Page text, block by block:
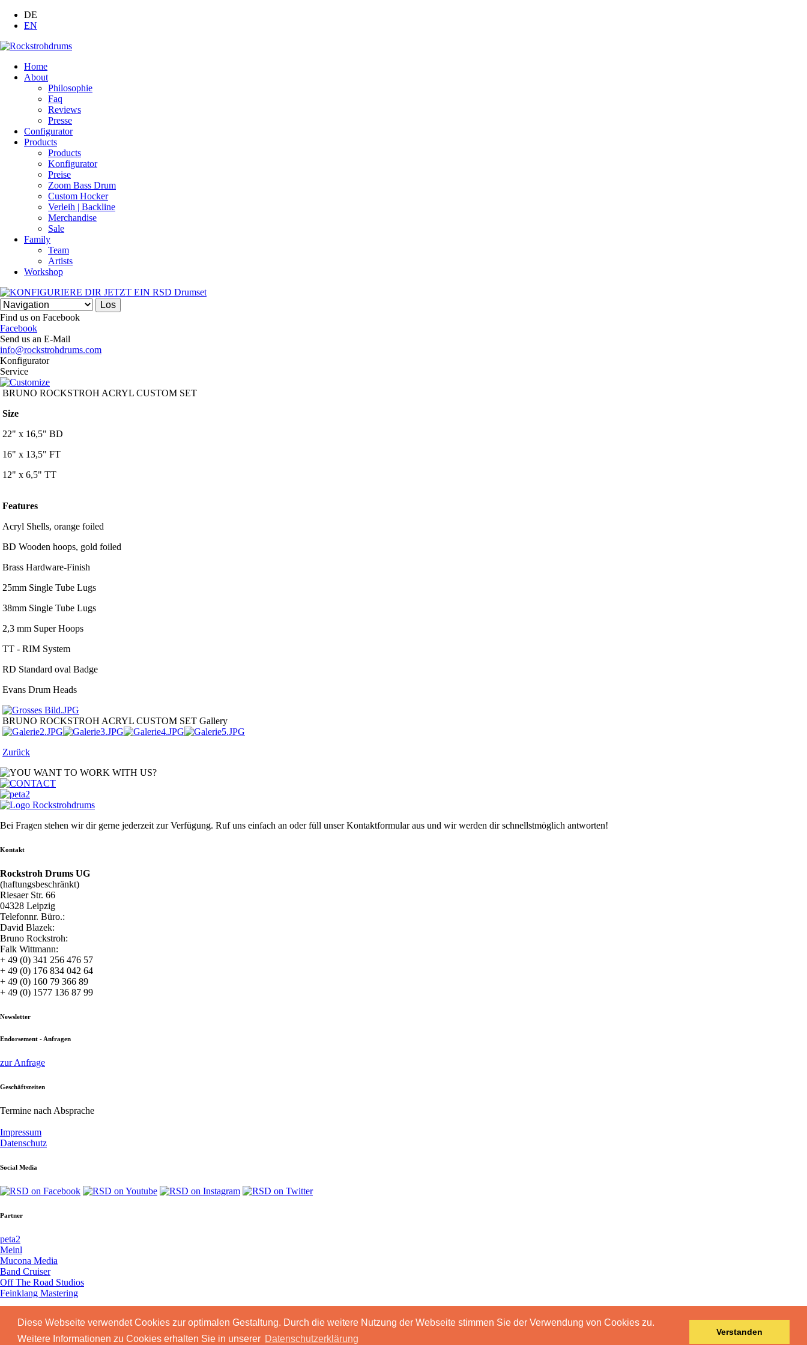
Diese Webseite verwendet Cookies zur optimalen Gestaltung. Durch die weitere Nutzung der Webseite stimmen Sie der Verwendung von Cookies zu.
Weitere Informationen zu Cookies erhalten Sie in unserer Datenschutzerklärung
Verstanden
DE
EN
Home
About
Philosophie
Faq
Reviews
Presse
Configurator
Products
Products
Konfigurator
Preise
Zoom Bass Drum
Custom Hocker
Verleih | Backline
Merchandise
Sale
Family
Team
Artists
Workshop
Find us on Facebook
Facebook
Send us an E-Mail
info@rockstrohdrums.com
Konfigurator
Service
BRUNO ROCKSTROH ACRYL CUSTOM SET
Size
22" x 16,5" BD
16" x 13,5" FT
12" x 6,5" TT
Features
Acryl Shells, orange foiled
BD Wooden hoops, gold foiled
Brass Hardware-Finish
25mm Single Tube Lugs
38mm Single Tube Lugs
2,3 mm Super Hoops
TT - RIM System
RD Standard oval Badge
Evans Drum Heads
BRUNO ROCKSTROH ACRYL CUSTOM SET Gallery
Zurück
Bei Fragen stehen wir dir gerne jederzeit zur Verfügung. Ruf uns einfach an oder füll unser Kontaktformular aus und wir werden dir schnellstmöglich antworten!
Kontakt
Rockstroh Drums UG
(haftungsbeschränkt)
Riesaer Str. 66
04328 Leipzig
Telefonnr. Büro.:
David Blazek:
Bruno Rockstroh:
Falk Wittmann:
+ 49 (0) 341 256 476 57
+ 49 (0) 176 834 042 64
+ 49 (0) 160 79 366 89
+ 49 (0) 1577 136 87 99
Newsletter
Endorsement - Anfragen
zur Anfrage
Geschäftszeiten
Termine nach Absprache
Impressum
Datenschutz
Social Media
Partner
peta2
Meinl
Mucona Media
Band Cruiser
Off The Road Studios
Feinklang Mastering
Awards
Smile Life Award